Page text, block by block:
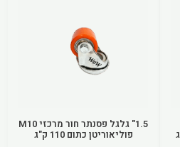
1.5" גלגל פסנתר חור מרכזי M10
פוליאוריטן כתום 110 ק"ג